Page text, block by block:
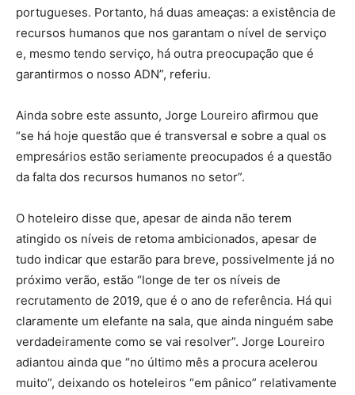
portugueses. Portanto, há duas ameaças: a existência de
recursos humanos que nos garantam o nível de serviço
e, mesmo tendo serviço, há outra preocupação que é
garantirmos o nosso ADN”, referiu.
Ainda sobre este assunto, Jorge Loureiro afirmou que
“se há hoje questão que é transversal e sobre a qual os
empresários estão seriamente preocupados é a questão
da falta dos recursos humanos no setor”.
O hoteleiro disse que, apesar de ainda não terem
atingido os níveis de retoma ambicionados, apesar de
tudo indicar que estarão para breve, possivelmente já no
próximo verão, estão “longe de ter os níveis de
recrutamento de 2019, que é o ano de referência. Há qui
claramente um elefante na sala, que ainda ninguém sabe
verdadeiramente como se vai resolver”. Jorge Loureiro
adiantou ainda que “no último mês a procura acelerou
muito”, deixando os hoteleiros “em pânico” relativamente